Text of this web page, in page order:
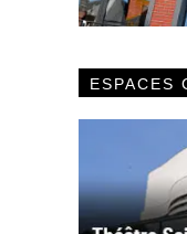
ESPACES